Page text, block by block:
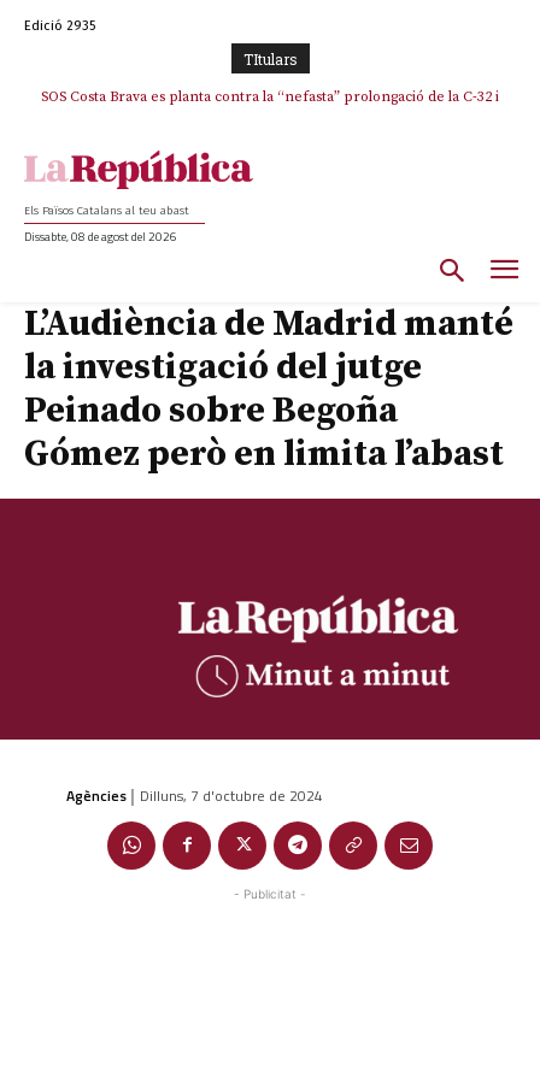
Edició 2935
TItulars
SOS Costa Brava es planta contra la “nefasta” prolongació de la C-32 i
Els Països Catalans al teu abast
Dissabte, 08 de agost del 2026
L’Audiència de Madrid manté
la investigació del jutge
Peinado sobre Begoña
Gómez però en limita l’abast
Agències | Dilluns, 7 d'octubre de 2024
- Publicitat -